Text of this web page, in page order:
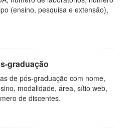
(ensino, pesquisa e extensão),
graduação
de pós-graduação com nome,
modalidade, área, sítio web,
de discentes.